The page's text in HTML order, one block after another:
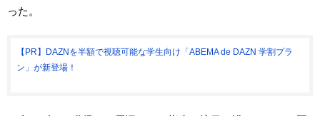
った。
【PR】DAZNを半額で視聴可能な学生向け「ABEMA de DAZN 学割プラ
ン」が新登場！